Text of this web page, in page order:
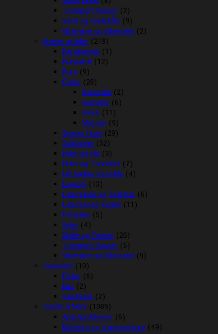
Transport Kasser (2)
Vand og madskåle (9)
Vitaminer og Mineraler (2)
Gnaver artikler (219)
Beroligende (1)
Bundstrø (12)
Bure (9)
Foder (28)
Chinchilla (2)
Hamster (6)
Kanin (11)
Marsvin (9)
Gnaver Huse (29)
Godbidder (52)
Halm og Hø (3)
Huler og Tunneller (7)
Hø hække og bolde (4)
Legetøj (13)
Løbegårde og Toiletter (6)
Løbehjul og Kugler (11)
Pelspleje (5)
Seler (4)
Skåle og Flasker (20)
Transport Kasser (5)
Vitaminer og Mineraler (9)
Havedam (10)
Foder (6)
Net (2)
Vandpleje (2)
Hunde artikler (1089)
Angstproblemer (6)
Biludstyr og transportbure (49)